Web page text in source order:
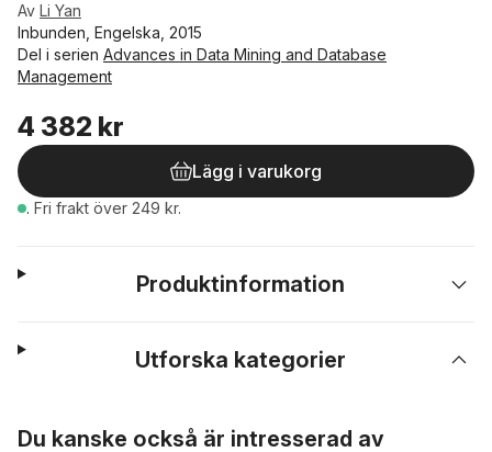
Av Li Yan
Inbunden, Engelska, 2015
Del i serien Advances in Data Mining and Database
Management
4 382 kr
Lägg i varukorg
. Fri frakt över 249 kr.
Produktinformation
Utforska kategorier
Du kanske också är intresserad av